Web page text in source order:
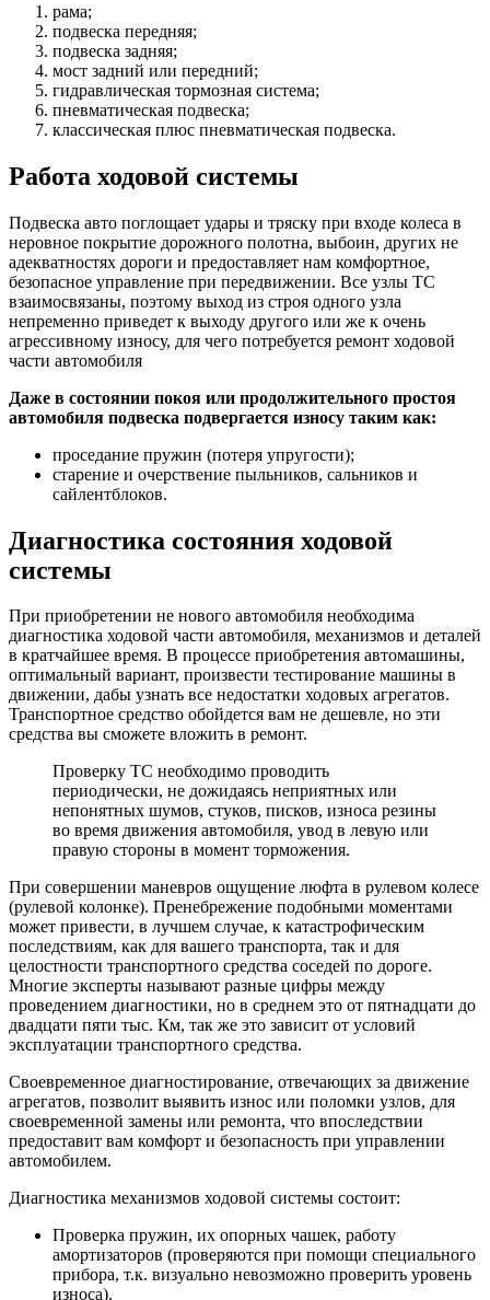
рама;
подвеска передняя;
подвеска задняя;
мост задний или передний;
гидравлическая тормозная система;
пневматическая подвеска;
классическая плюс пневматическая подвеска.
Работа ходовой системы
Подвеска авто поглощает удары и тряску при входе колеса в
неровное покрытие дорожного полотна, выбоин, других не
адекватностях дороги и предоставляет нам комфортное,
безопасное управление при передвижении. Все узлы ТС
взаимосвязаны, поэтому выход из строя одного узла
непременно приведет к выходу другого или же к очень
агрессивному износу, для чего потребуется ремонт ходовой
части автомобиля
Даже в состоянии покоя или продолжительного простоя
автомобиля подвеска подвергается износу таким как:
проседание пружин (потеря упругости);
старение и очерствение пыльников, сальников и
сайлентблоков.
Диагностика состояния ходовой
системы
При приобретении не нового автомобиля необходима
диагностика ходовой части автомобиля, механизмов и деталей
в кратчайшее время. В процессе приобретения автомашины,
оптимальный вариант, произвести тестирование машины в
движении, дабы узнать все недостатки ходовых агрегатов.
Транспортное средство обойдется вам не дешевле, но эти
средства вы сможете вложить в ремонт.
Проверку ТС необходимо проводить
периодически, не дожидаясь неприятных или
непонятных шумов, стуков, писков, износа резины
во время движения автомобиля, увод в левую или
правую стороны в момент торможения.
При совершении маневров ощущение люфта в рулевом колесе
(рулевой колонке). Пренебрежение подобными моментами
может привести, в лучшем случае, к катастрофическим
последствиям, как для вашего транспорта, так и для
целостности транспортного средства соседей по дороге.
Многие эксперты называют разные цифры между
проведением диагностики, но в среднем это от пятнадцати до
двадцати пяти тыс. Км, так же это зависит от условий
эксплуатации транспортного средства.
Своевременное диагностирование, отвечающих за движение
агрегатов, позволит выявить износ или поломки узлов, для
своевременной замены или ремонта, что впоследствии
предоставит вам комфорт и безопасность при управлении
автомобилем.
Диагностика механизмов ходовой системы состоит:
Проверка пружин, их опорных чашек, работу
амортизаторов (проверяются при помощи специального
прибора, т.к. визуально невозможно проверить уровень
износа).